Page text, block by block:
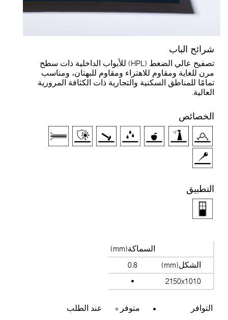
الباب
تصفيح عالي الضغط (HPL) للأبواب الداخلية ذات سطح
للغاية ومقاوم للاهتراء ومقاوم للبهتان، ومناسب
للمناطق السكنية والتجارية ذات الكثافة المرورية
السماكة(mm)
الشكل(mm)
2150x1010
التوافر متوفر عند الطلب